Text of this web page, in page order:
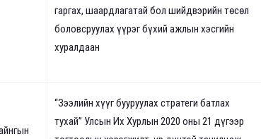
гаргах, шаардлагатай бол шийдвэрийн төсөл
боловсруулах үүрэг бүхий ажлын хэсгийн
хуралдаан
“Зээлийн хүүг бууруулах стратеги батлах
тухай” Улсын Их Хурлын 2020 оны 21 дүгээр